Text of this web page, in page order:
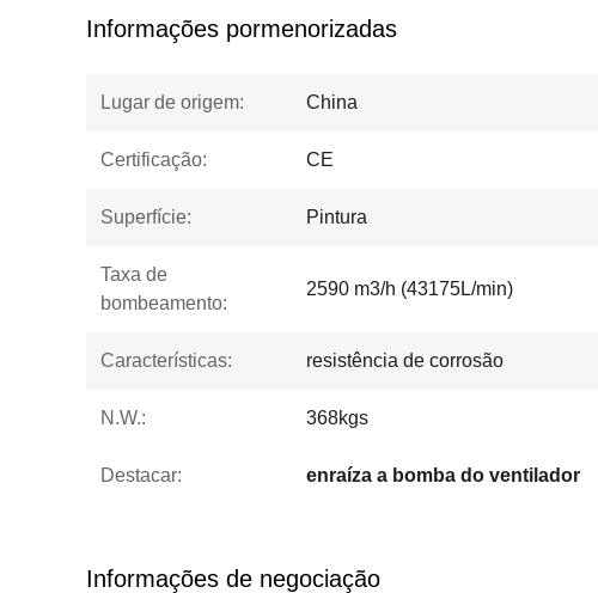
Informações pormenorizadas
Lugar de origem: China
Certificação: CE
Superfície: Pintura
Taxa de
bombeamento:
2590 m3/h (43175L/min)
Características: resistência de corrosão
N.W.: 368kgs
Destacar: enraíza a bomba do ventilador
Informações de negociação